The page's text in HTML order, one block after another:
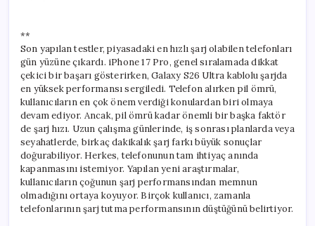
Hızlı
Modeller
Testte**
için
**
Son yapılan testler, piyasadaki en hızlı şarj olabilen telefonları
gün yüzüne çıkardı. iPhone 17 Pro, genel sıralamada dikkat
çekici bir başarı gösterirken, Galaxy S26 Ultra kablolu şarjda
en yüksek performansı sergiledi. Telefon alırken pil ömrü,
kullanıcıların en çok önem verdiği konulardan biri olmaya
devam ediyor. Ancak, pil ömrü kadar önemli bir başka faktör
de şarj hızı. Uzun çalışma günlerinde, iş sonrası planlarda veya
seyahatlerde, birkaç dakikalık şarj farkı büyük sonuçlar
doğurabiliyor. Herkes, telefonunun tam ihtiyaç anında
kapanmasını istemiyor. Yapılan yeni araştırmalar,
kullanıcıların çoğunun şarj performansından memnun
olmadığını ortaya koyuyor. Birçok kullanıcı, zamanla
telefonlarının şarj tutma performansının düştüğünü belirtiyor.